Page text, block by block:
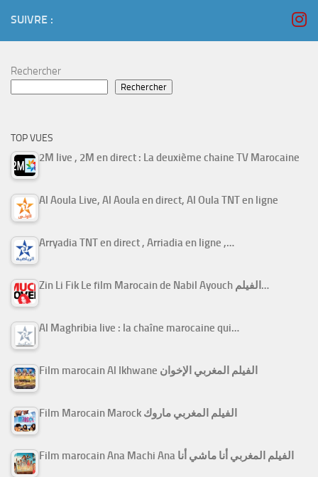
SUIVRE :
Rechercher
Rechercher
TOP VUES
2M live , 2M en direct : La deuxième chaine TV Marocaine
Al Aoula Live, Al Aoula en direct, Al Oula TNT en ligne
Arryadia TNT en direct , Arriadia en ligne ,…
Zin Li Fik Le film Marocain de Nabil Ayouch الفيلم…
Al Maghribia live : la chaîne marocaine qui…
Film marocain Al Ikhwane الفيلم المغربي الإخوان
Film Marocain Marock الفيلم المغربي ماروك
Film marocain Ana Machi Ana الفيلم المغربي أنا ماشي أنا